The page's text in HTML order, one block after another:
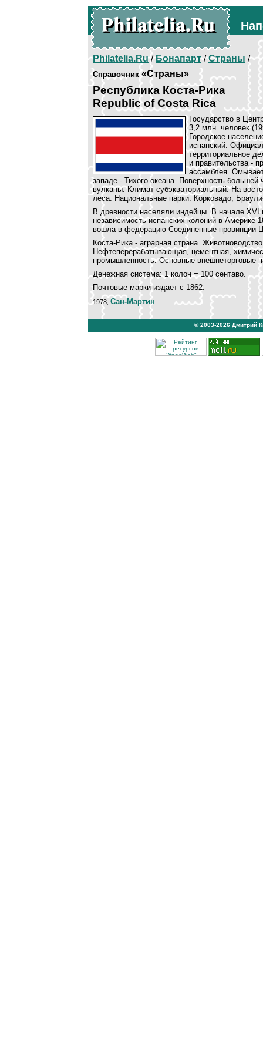
Philatelia.Ru/Бонапарт/Страны /
Справочник«Страны»
Республика Коста-Рика
Republic of Costa Rica
Государство в
3,2 млн. человек
Городское
испанский.
территориальное
и правительства -
ассамблея.
западе - Тихого океана. Поверхность
вулканы. Климат субэкваториальный. На
леса. Национальные парки: Корковадо,
В древности населяли индейцы. В начале
независимость испанских колоний в Америке
вошла в федерацию Соединенные провинции
Коста-Рика - аграрная страна.
Нефтеперерабатывающая, цементная,
промышленность. Основные
Денежная система: 1 колон = 100 сентаво.
Почтовые марки издает с 1862.
1978, Сан-Мартин
© 2003-2026 Дмитрий